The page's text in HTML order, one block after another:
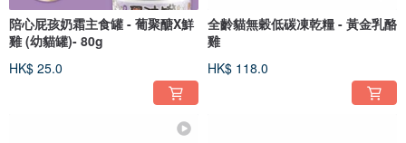
陪心屁孩奶霜主食罐 - 葡聚醣X鮮
雞 (幼貓罐)- 80g
HK$ 25.0
全齡貓無穀低碳凍乾糧 - 黃金乳酪
雞
HK$ 118.0